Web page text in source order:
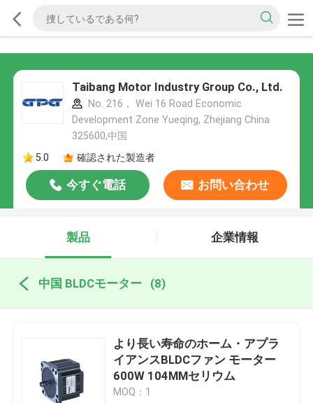
Taibang Motor Industry Group Co., Ltd.
No. 216， Wei 16 Road Economic
Development Zone Yueqing, Zhejiang China
325600,中国
5.0
確認された製造者
今すぐ電話 お問い合わせ
製品 企業情報
中国 BLDCモーター (8)
より長い寿命のホーム・アプラ
イアンスBLDCファン モーター
600W 104MMセリウム
MOQ：1